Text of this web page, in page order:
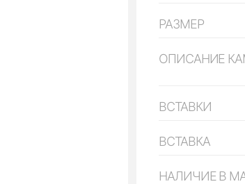
РАЗМЕР
ОПИСАНИЕ
ВСТАВКИ
ВСТАВКА
НАЛИЧИЕ В